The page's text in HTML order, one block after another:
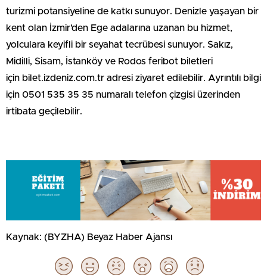
turizmi potansiyeline de katkı sunuyor. Denizle yaşayan bir
kent olan İzmir’den Ege adalarına uzanan bu hizmet,
yolculara keyifli bir seyahat tecrübesi sunuyor. Sakız,
Midilli, Sisam, İstanköy ve Rodos feribot biletleri
için bilet.izdeniz.com.tr adresi ziyaret edilebilir. Ayrıntılı bilgi
için 0501 535 35 35 numaralı telefon çizgisi üzerinden
irtibata geçilebilir.
Kaynak: (BYZHA) Beyaz Haber Ajansı